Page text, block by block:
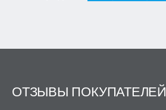
ОТЗЫВЫ ПОКУПАТЕЛЕЙ